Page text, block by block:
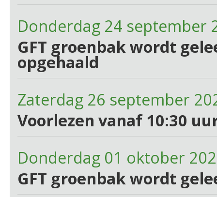
Donderdag 24 september
GFT groenbak wordt
opgehaald
Zaterdag 26 september
Voorlezen vanaf 10:30
Donderdag 01 oktober
GFT groenbak wordt